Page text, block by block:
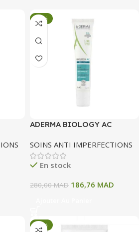
-33%
ADERMA BIOLOGY AC
IMPERFECTIONS 40 ML
SOINS ANTI IMPERFECTIONS
En stock
280,00MAD 186,76 MAD
-33%